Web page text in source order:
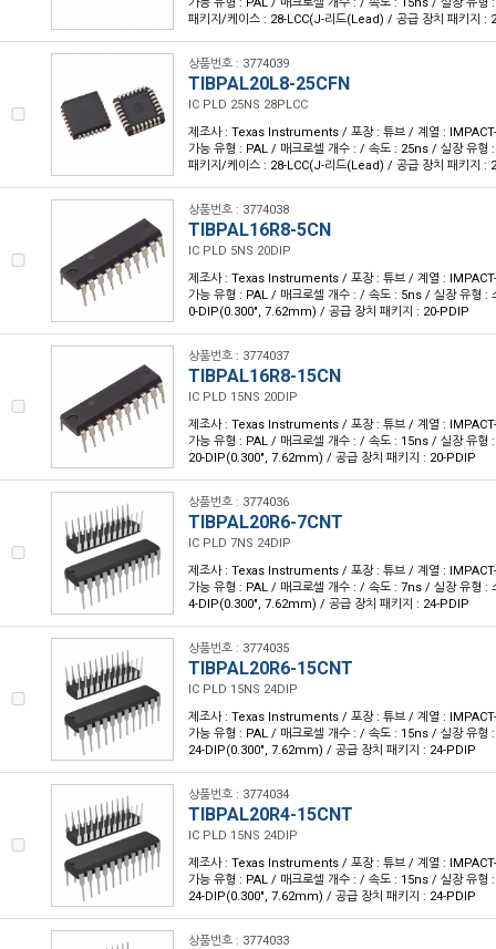
패키지/케이스 : 28-LCC(J-리드(Lead) / 공급 장치 패키지 :
상품번호 : 3774039
TIBPAL20L8-25CFN
IC PLD 25NS 28PLCC
제조사 : Texas Instruments / 포장 : 튜브 / 계열 :
가능 유형 : PAL / 매크로셀 개수 : / 속도 : 25ns / 실장 유형
패키지/케이스 : 28-LCC(J-리드(Lead) / 공급 장치 패키지 :
상품번호 : 3774038
TIBPAL16R8-5CN
IC PLD 5NS 20DIP
제조사 : Texas Instruments / 포장 : 튜브 / 계열 :
가능 유형 : PAL / 매크로셀 개수 : / 속도 : 5ns / 실장 유형 :
0-DIP(0.300", 7.62mm) / 공급 장치 패키지 : 20-PDIP
상품번호 : 3774037
TIBPAL16R8-15CN
IC PLD 15NS 20DIP
제조사 : Texas Instruments / 포장 : 튜브 / 계열 :
가능 유형 : PAL / 매크로셀 개수 : / 속도 : 15ns / 실장 유형
20-DIP(0.300", 7.62mm) / 공급 장치 패키지 : 20-PDIP
상품번호 : 3774036
TIBPAL20R6-7CNT
IC PLD 7NS 24DIP
제조사 : Texas Instruments / 포장 : 튜브 / 계열 :
가능 유형 : PAL / 매크로셀 개수 : / 속도 : 7ns / 실장 유형 :
4-DIP(0.300", 7.62mm) / 공급 장치 패키지 : 24-PDIP
상품번호 : 3774035
TIBPAL20R6-15CNT
IC PLD 15NS 24DIP
제조사 : Texas Instruments / 포장 : 튜브 / 계열 :
가능 유형 : PAL / 매크로셀 개수 : / 속도 : 15ns / 실장 유형
24-DIP(0.300", 7.62mm) / 공급 장치 패키지 : 24-PDIP
상품번호 : 3774034
TIBPAL20R4-15CNT
IC PLD 15NS 24DIP
제조사 : Texas Instruments / 포장 : 튜브 / 계열 :
가능 유형 : PAL / 매크로셀 개수 : / 속도 : 15ns / 실장 유형
24-DIP(0.300", 7.62mm) / 공급 장치 패키지 : 24-PDIP
상품번호 : 3774033